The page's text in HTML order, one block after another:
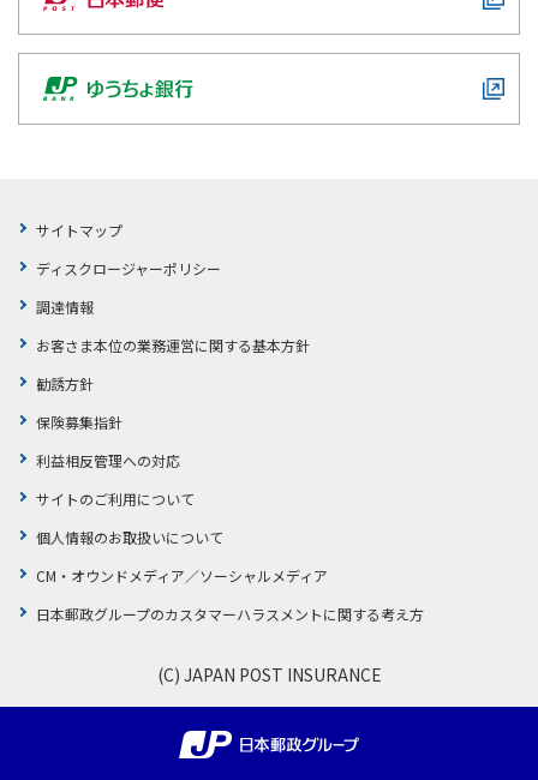
ご契約のしおり・約款（Web約款）
保険用語集
お問い合わせ
すこやか健康ラボ
サイトマップ
ディスクロージャーポリシー
調達情報
お客さま本位の業務運営に関する基本方針
勧誘方針
保険募集指針
利益相反管理への対応
サイトのご利用について
個人情報のお取扱いについて
CM・オウンドメディア／ソーシャルメディア
日本郵政グループのカスタマーハラスメントに関する考え方
(C) JAPAN POST INSURANCE